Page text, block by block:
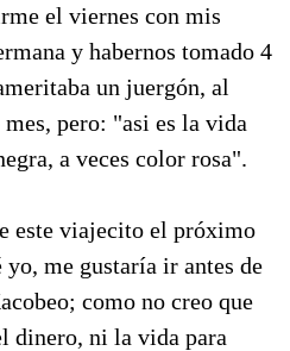
el viernes con mis
y habernos tomado 4
un juergón, al
pero: "asi es la vida
a veces color rosa".
este viajecito el próximo
yo, me gustaría ir antes de
como no creo que
dinero, ni la vida para